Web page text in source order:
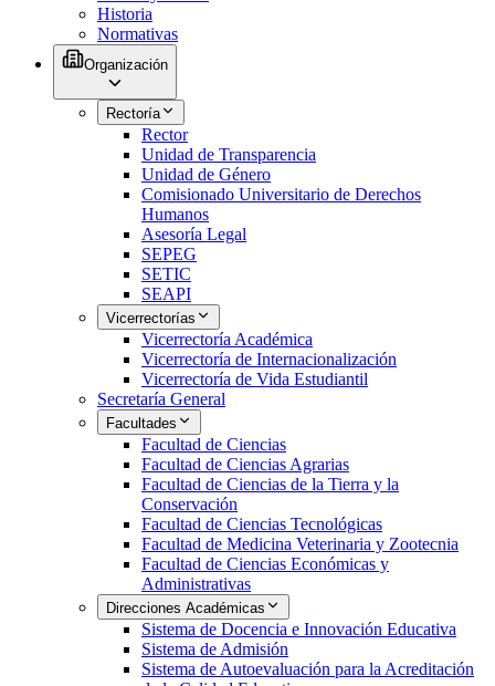
Historia
Normativas
Organización
Rectoría
Rector
Unidad de Transparencia
Unidad de Género
Comisionado Universitario de Derechos
Humanos
Asesoría Legal
SEPEG
SETIC
SEAPI
Vicerrectorías
Vicerrectoría Académica
Vicerrectoría de Internacionalización
Vicerrectoría de Vida Estudiantil
Secretaría General
Facultades
Facultad de Ciencias
Facultad de Ciencias Agrarias
Facultad de Ciencias de la Tierra y la
Conservación
Facultad de Ciencias Tecnológicas
Facultad de Medicina Veterinaria y Zootecnia
Facultad de Ciencias Económicas y
Administrativas
Direcciones Académicas
Sistema de Docencia e Innovación Educativa
Sistema de Admisión
Sistema de Autoevaluación para la Acreditación